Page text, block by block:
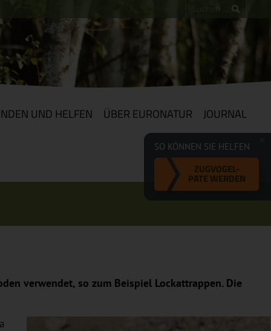
UND HELFEN ÜBER EURONATUR JOURNAL
SO KÖNNEN SIE HELFEN
ZUGVOGEL-
PATE WERDEN
verwendet, so zum Beispiel Lockattrappen. Die